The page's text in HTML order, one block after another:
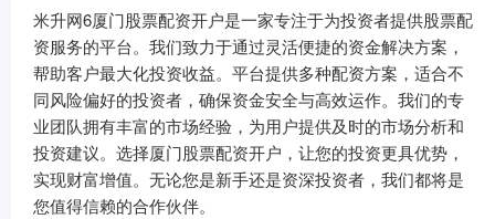
米升网6厦门股票配资开户是一家专注于为投资者提供股票配
资服务的平台。我们致力于通过灵活便捷的资金解决方案，
帮助客户最大化投资收益。平台提供多种配资方案，适合不
同风险偏好的投资者，确保资金安全与高效运作。我们的专
业团队拥有丰富的市场经验，为用户提供及时的市场分析和
投资建议。选择厦门股票配资开户，让您的投资更具优势，
实现财富增值。无论您是新手还是资深投资者，我们都将是
您值得信赖的合作伙伴。